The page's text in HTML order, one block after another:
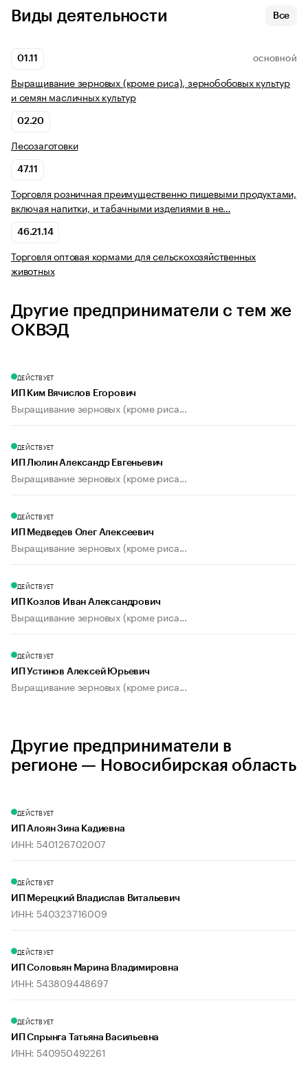
Виды деятельности Все
01.11 ОСНОВНОЙ
Выращивание зерновых (кроме риса), зернобобовых культур
и семян масличных культур
02.20
Лесозаготовки
47.11
Торговля розничная преимущественно пищевыми продуктами,
включая напитки, и табачными изделиями в не…
46.21.14
Торговля оптовая кормами для сельскохозяйственных
животных
Другие предприниматели с тем же
ОКВЭД
ДЕЙСТВУЕТ
ИП Ким Вячислов Егорович
Выращивание зерновых (кроме риса...
ДЕЙСТВУЕТ
ИП Люлин Александр Евгеньевич
Выращивание зерновых (кроме риса...
ДЕЙСТВУЕТ
ИП Медведев Олег Алексеевич
Выращивание зерновых (кроме риса...
ДЕЙСТВУЕТ
ИП Козлов Иван Александрович
Выращивание зерновых (кроме риса...
ДЕЙСТВУЕТ
ИП Устинов Алексей Юрьевич
Выращивание зерновых (кроме риса...
Другие предприниматели в
регионе — Новосибирская область
ДЕЙСТВУЕТ
ИП Алоян Зина Кадиевна
ИНН: 540126702007
ДЕЙСТВУЕТ
ИП Мерецкий Владислав Витальевич
ИНН: 540323716009
ДЕЙСТВУЕТ
ИП Соловьян Марина Владимировна
ИНН: 543809448697
ДЕЙСТВУЕТ
ИП Спрынга Татьяна Васильевна
ИНН: 540950492261